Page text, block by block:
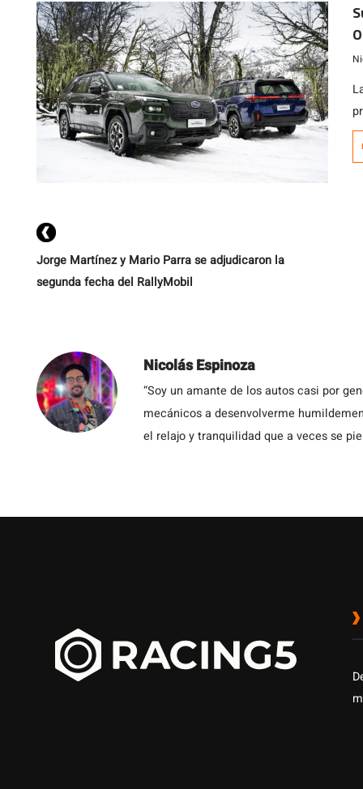
Jorge Martínez y Mario Parra se adjudicaron la
segunda fecha del RallyMobil
Nicolás Espinoza
“Soy un amante de los autos casi por
mecánicos a desenvolverme
el relajo y tranquilidad que a veces se